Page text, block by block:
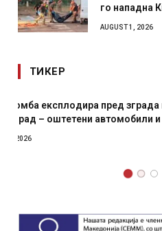
го нападна
AUGUST 1, 2026
ТИКЕР
И Данска се милитарилизира
месечна воена
AUGUST 4, 2026